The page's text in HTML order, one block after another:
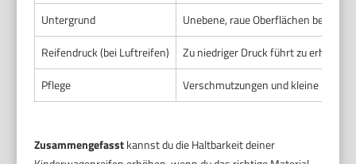
Untergrund
Unebene, raue Oberflächen
Reifendruck (bei Luftreifen)
Zu niedriger Druck führt zu erhöhter
Pflege
Verschmutzungen und kleine
Zusammengefasstkannst du die Haltbarkeit deiner